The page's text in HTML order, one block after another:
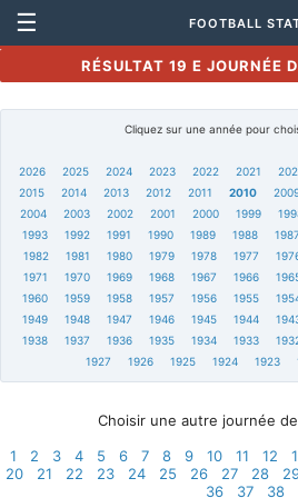
☰ FOOTBALL
RÉSULTAT 19 E JOURNÉE
Cliquez sur une année pour
2026 2025 2024 2023 2022 2021
2015
2014 2013 2012 2011 2010
2004
2003 2002 2001 2000 1999
1993
1992 1991 1990 1989 1988 1987
1982
1981 1980 1979 1978 1977
1971
1970 1969 1968 1967 1966
1960
1959 1958 1957 1956 1955
1949
1948 1947 1946 1945 1944
1938
1937 1936 1935 1934 1933
1927
1926 1925 1924 1923
Choisir une autre journée
1
2 3 4 5 6 7 8 9 10 11 12
20
21 22 23 24 25 26 27 28
36
37 38